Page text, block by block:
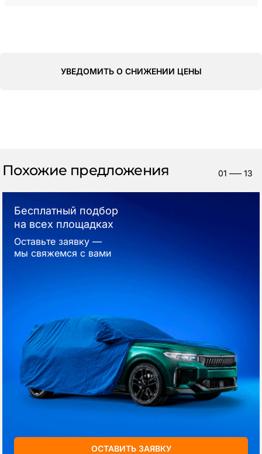
УВЕДОМИТЬ О СНИЖЕНИИ ЦЕНЫ
Похожие предложения 01 —– 13
Бесплатный подбор
на всех площадках
Оставьте заявку —
мы свяжемся с вами
ОСТАВИТЬ ЗАЯВКУ